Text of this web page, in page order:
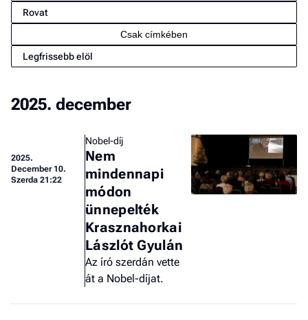
- heti
Rovat
Csak címkében
Legfrissebb elöl
2025. december
2025.
December 10.
Szerda 21:22
Nobel-díj
Nem
mindennapi
módon
ünnepelték
Krasznahorkai
Lászlót Gyulán
Az író szerdán vette
át a Nobel-díjat.